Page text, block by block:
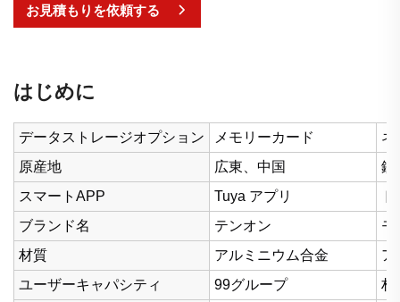
お見積もりを依頼する
はじめに
データストレージオプション メモリーカード
ネ
原産地
広東、中国
錠
スマートAPP
Tuya アプリ
ブランド名
テンオン
モ
材質
アルミニウム合金
ア
ユーザーキャパシティ
99グループ
材